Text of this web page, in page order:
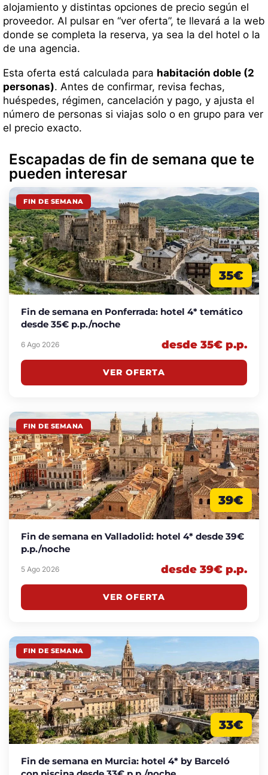
alojamiento y distintas opciones de precio según el
proveedor. Al pulsar en “ver oferta”, te llevará a la web
donde se completa la reserva, ya sea la del hotel o la
de una agencia.
Esta oferta está calculada para habitación doble (2
personas). Antes de confirmar, revisa fechas,
huéspedes, régimen, cancelación y pago, y ajusta el
número de personas si viajas solo o en grupo para ver
el precio exacto.
Escapadas de fin de semana que te
pueden interesar
FIN DE SEMANA
35€
Fin de semana en Ponferrada: hotel 4* temático
desde 35€ p.p./noche
6 Ago 2026 desde 35€ p.p.
VER OFERTA
FIN DE SEMANA
39€
Fin de semana en Valladolid: hotel 4* desde 39€
p.p./noche
5 Ago 2026 desde 39€ p.p.
VER OFERTA
FIN DE SEMANA
33€
Fin de semana en Murcia: hotel 4* by Barceló